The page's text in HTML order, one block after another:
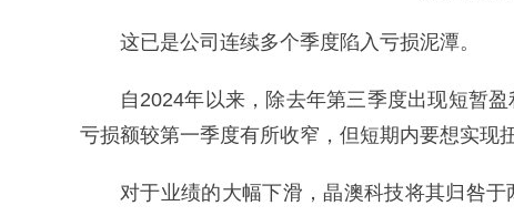
这已是公司连续多个季度陷入亏损泥潭。
自2024年以来，除去年第三季度出现短暂
亏损额较第一季度有所收窄，但短期内要想实现
对于业绩的大幅下滑，晶澳科技将其归咎